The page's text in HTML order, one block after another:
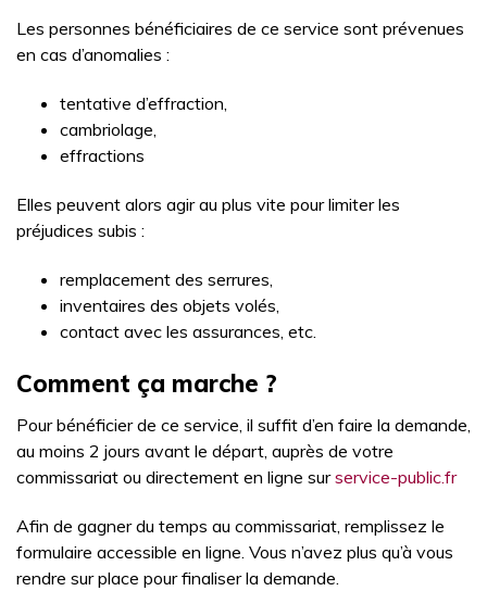
Les personnes bénéficiaires de ce service sont prévenues
en cas d’anomalies :
tentative d’effraction,
cambriolage,
effractions
Elles peuvent alors agir au plus vite pour limiter les
préjudices subis :
remplacement des serrures,
inventaires des objets volés,
contact avec les assurances, etc.
Comment ça marche ?
Pour bénéficier de ce service, il suffit d’en faire la demande,
au moins 2 jours avant le départ, auprès de votre
commissariat ou directement en ligne surservice-public.fr
Afin de gagner du temps au commissariat, remplissez le
formulaire accessible en ligne. Vous n’avez plus qu’à vous
rendre sur place pour finaliser la demande.